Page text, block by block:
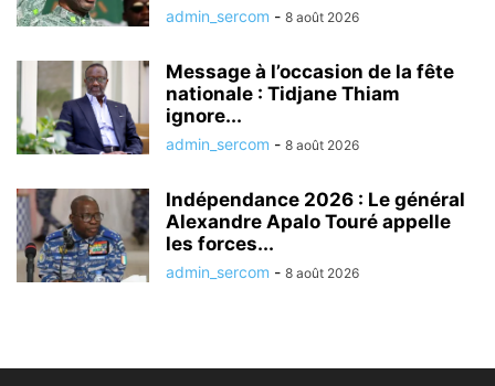
admin_sercom - 8 août 2026
Message à l’occasion de la fête
nationale : Tidjane Thiam
ignore...
admin_sercom - 8 août 2026
Indépendance 2026 : Le général
Alexandre Apalo Touré appelle
les forces...
admin_sercom - 8 août 2026